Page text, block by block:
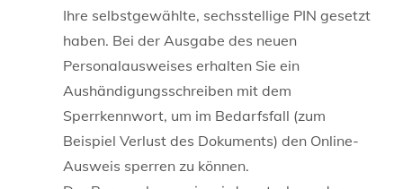
Ihre selbstgewählte, sechsstellige PIN gesetzt
haben. Bei der Ausgabe des neuen
Personalausweises erhalten Sie ein
Aushändigungsschreiben mit dem
Sperrkennwort, um im Bedarfsfall (zum
Beispiel Verlust des Dokuments) den Online-
Ausweis sperren zu können.